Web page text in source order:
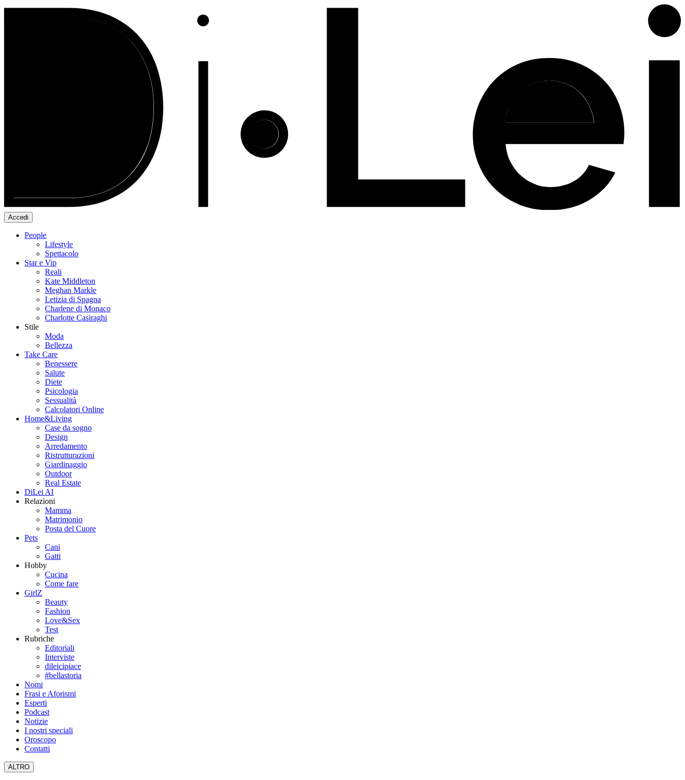
Accedi
People
Lifestyle
Spettacolo
Star e Vip
Reali
Kate Middleton
Meghan Markle
Letizia di Spagna
Charlene di Monaco
Charlotte Casiraghi
Stile
Moda
Bellezza
Take Care
Benessere
Salute
Diete
Psicologia
Sessualità
Calcolatori Online
Home&Living
Case da sogno
Design
Arredamento
Ristrutturazioni
Giardinaggio
Outdoor
Real Estate
DiLei AI
Relazioni
Mamma
Matrimonio
Posta del Cuore
Pets
Cani
Gatti
Hobby
Cucina
Come fare
GirlZ
Beauty
Fashion
Love&Sex
Test
Rubriche
Editoriali
Interviste
dileicipiace
#bellastoria
Nomi
Frasi e Aforismi
Esperti
Podcast
Notizie
I nostri speciali
Oroscopo
Contatti
ALTRO